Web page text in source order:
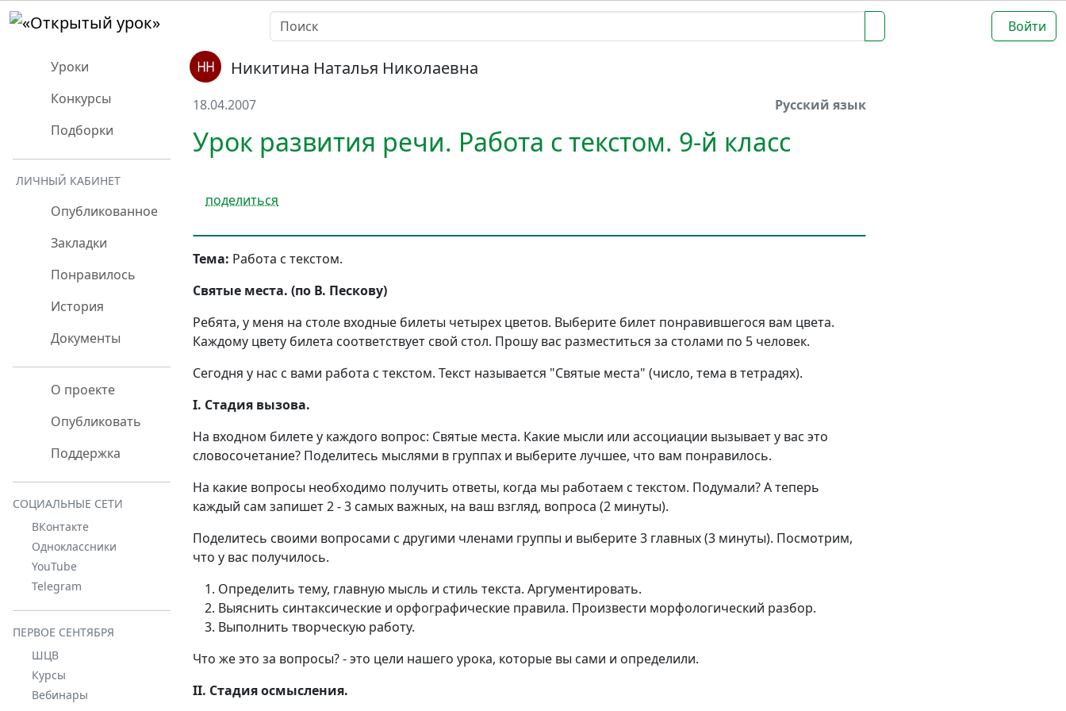
Войти
Уроки
Конкурсы
Подборки
ЛИЧНЫЙ КАБИНЕТ
Опубликованное
Закладки
Понравилось
История
Документы
О проекте
Опубликовать
Поддержка
СОЦИАЛЬНЫЕ СЕТИ
ВКонтакте
Одноклассники
YouTube
Telegram
ПЕРВОЕ СЕНТЯБРЯ
ШЦВ
Курсы
Вебинары
Никитина Наталья Николаевна
18.04.2007 Русский язык
Урок развития речи. Работа с текстом. 9-й класс
поделиться
Тема: Работа с текстом.
Святые места. (по В. Пескову)
Ребята, у меня на столе входные билеты четырех цветов. Выберите билет понравившегося вам цвета.
Каждому цвету билета соответствует свой стол. Прошу вас разместиться за столами по 5 человек.
Сегодня у нас с вами работа с текстом. Текст называется "Святые места" (число, тема в тетрадях).
I. Стадия вызова.
На входном билете у каждого вопрос: Святые места. Какие мысли или ассоциации вызывает у вас это
словосочетание? Поделитесь мыслями в группах и выберите лучшее, что вам понравилось.
На какие вопросы необходимо получить ответы, когда мы работаем с текстом. Подумали? А теперь
каждый сам запишет 2 - 3 самых важных, на ваш взгляд, вопроса (2 минуты).
Поделитесь своими вопросами с другими членами группы и выберите 3 главных (3 минуты). Посмотрим,
что у вас получилось.
Определить тему, главную мысль и стиль текста. Аргументировать.
Выяснить синтаксические и орфографические правила. Произвести морфологический разбор.
Выполнить творческую работу.
Что же это за вопросы? - это цели нашего урока, которые вы сами и определили.
II. Стадия осмысления.